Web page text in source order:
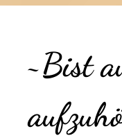
~Bist